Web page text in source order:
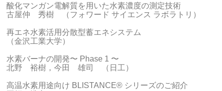
酸化マンガン電解質を用いた水素濃度の測定技術
古屋仲 秀樹 （フォワード サイエンス ラボラトリ）
再エネ水素活用分散型蓄エネシステム
（金沢工業大学）
水素バーナの開発〜 Phase 1 〜
北野 裕樹，今田 雄司 （日工）
高温水素用途向け BLISTANCE® シリーズのご紹介